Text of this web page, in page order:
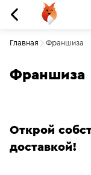
Главная Франшиза
Франшиза
Открой
доставкой!